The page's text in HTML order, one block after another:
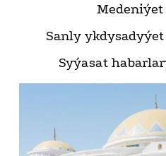
Sanly
Syýasat